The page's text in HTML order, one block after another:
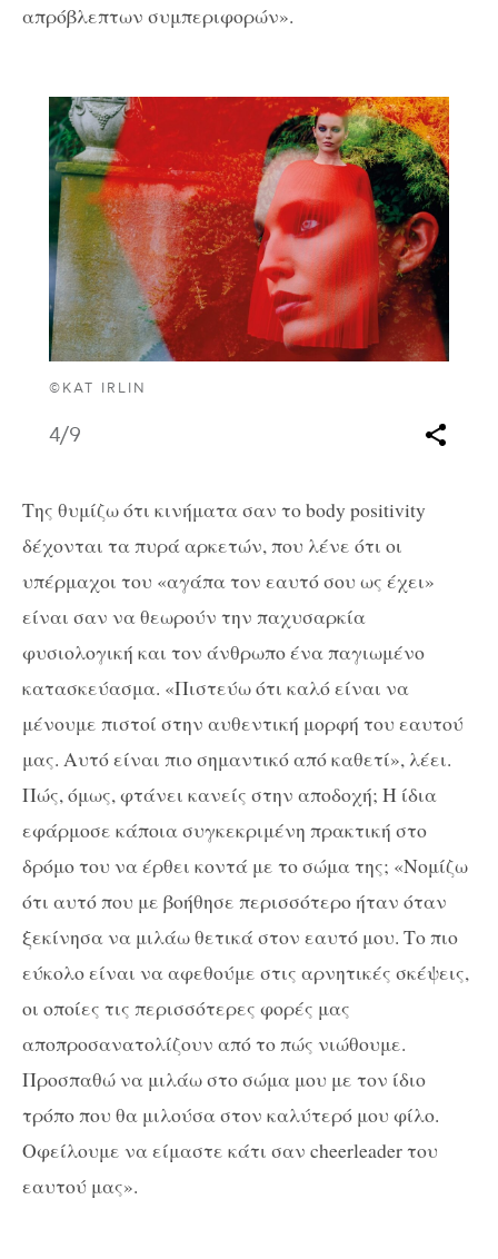
απρόβλεπτων συμπεριφορών».
©KAT IRLIN
4/9
Της θυμίζω ότι κινήματα σαν το body positivity
δέχονται τα πυρά αρκετών, που λένε ότι οι
υπέρμαχοι του «αγάπα τον εαυτό σου ως έχει»
είναι σαν να θεωρούν την παχυσαρκία
φυσιολογική και τον άνθρωπο ένα παγιωμένο
κατασκεύασμα. «Πιστεύω ότι καλό είναι να
μένουμε πιστοί στην αυθεντική μορφή του εαυτού
μας. Αυτό είναι πιο σημαντικό από καθετί», λέει.
Πώς, όμως, φτάνει κανείς στην αποδοχή; Η ίδια
εφάρμοσε κάποια συγκεκριμένη πρακτική στο
δρόμο του να έρθει κοντά με το σώμα της; «Νομίζω
ότι αυτό που με βοήθησε περισσότερο ήταν όταν
ξεκίνησα να μιλάω θετικά στον εαυτό μου. Το πιο
εύκολο είναι να αφεθούμε στις αρνητικές σκέψεις,
οι οποίες τις περισσότερες φορές μας
αποπροσανατολίζουν από το πώς νιώθουμε.
Προσπαθώ να μιλάω στο σώμα μου με τον ίδιο
τρόπο που θα μιλούσα στον καλύτερό μου φίλο.
Οφείλουμε να είμαστε κάτι σαν cheerleader του
εαυτού μας».